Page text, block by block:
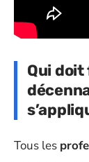
Qui
Tous les